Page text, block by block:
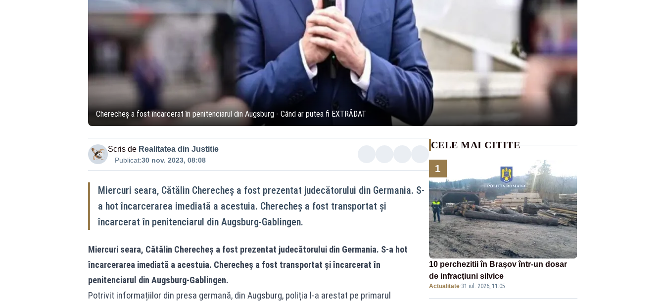
Cherecheş a fost încarcerat în penitenciarul din Augsburg - Când ar putea fi EXTRĂDAT
Scris de Realitatea din Justitie
Publicat:30 nov. 2023, 08:08
Miercuri seara, Cătălin Cherecheș a fost prezentat judecătorului din Germania. S-
a hot încarcerarea imediată a acestuia. Cherecheş a fost transportat și
încarcerat în penitenciarul din Augsburg-Gablingen.
Miercuri seara, Cătălin Cherecheș a fost prezentat judecătorului din Germania. S-a hot
încarcerarea imediată a acestuia. Cherecheş a fost transportat și încarcerat în
penitenciarul din Augsburg-Gablingen.
Potrivit informațiilor din presa germană, din Augsburg, poliția l-a arestat pe primarul
CELE MAI CITITE
1
10 perchezitii în Braşov într-un dosar
de infracţiuni silvice
Actualitate·31 iul. 2026, 11:05